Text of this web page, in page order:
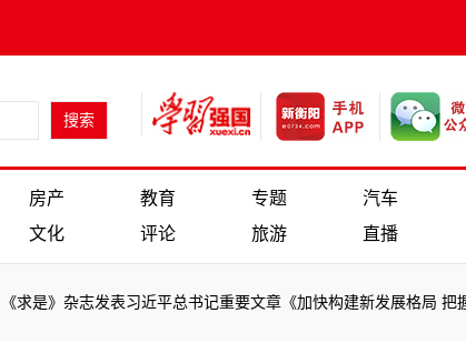
房产 教育 专题 汽车
文化 评论 旅游 直播
》杂志发表习近平总书记重要文章《加快构建新发展格局 把握未